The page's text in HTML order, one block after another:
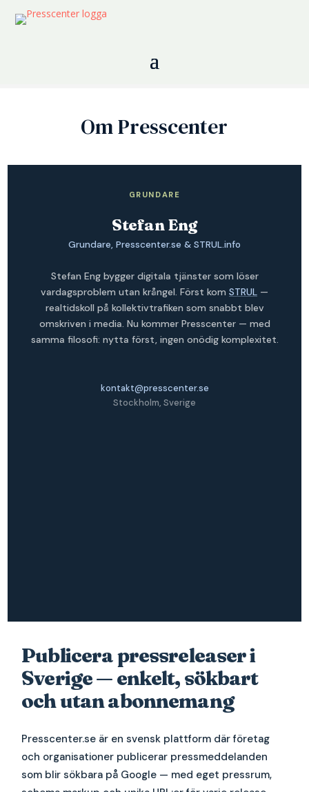
Om Presscenter
GRUNDARE
Stefan Eng
Grundare, Presscenter.se & STRUL.info
Stefan Eng bygger digitala tjänster som löser
vardagsproblem utan krångel. Först kom STRUL —
realtidskoll på kollektivtrafiken som snabbt blev
omskriven i media. Nu kommer Presscenter — med
samma filosofi: nytta först, ingen onödig komplexitet.
kontakt@presscenter.se
Stockholm, Sverige
Publicera pressreleaser i
Sverige — enkelt, sökbart
och utan abonnemang
Presscenter.se är en svensk plattform där företag
och organisationer publicerar pressmeddelanden
som blir sökbara på Google — med eget pressrum,